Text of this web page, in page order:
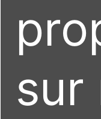
sur